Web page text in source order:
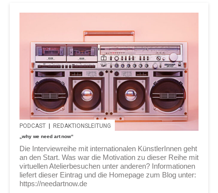
PODCAST | REDAKTIONSLEITUNG
„why we need art now“
Die Interviewreihe mit internationalen KünstlerInnen geht
an den Start. Was war die Motivation zu dieser Reihe mit
virtuellen Atelierbesuchen unter anderen? Informationen
liefert dieser Eintrag und die Homepage zum Blog unter:
https://needartnow.de